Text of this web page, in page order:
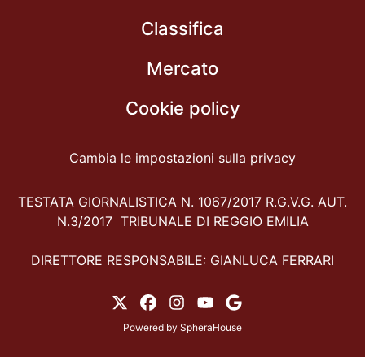
Classifica
Mercato
Cookie policy
Cambia le impostazioni sulla privacy
TESTATA GIORNALISTICA N. 1067/2017 R.G.V.G. AUT.
N.3/2017 TRIBUNALE DI REGGIO EMILIA
DIRETTORE RESPONSABILE: GIANLUCA FERRARI
Powered by SpheraHouse